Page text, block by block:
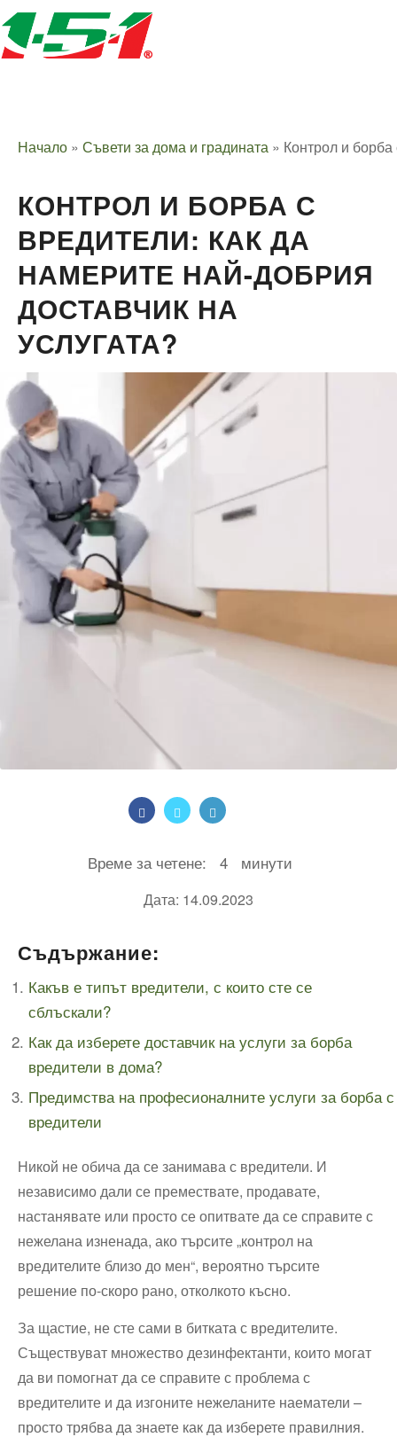
Начало » Съвети за дома и градината » Контрол и борба
КОНТРОЛ И БОРБА С
ВРЕДИТЕЛИ: КАК ДА
НАМЕРИТЕ НАЙ-ДОБРИЯ
ДОСТАВЧИК НА
УСЛУГАТА?
Време за четене: 4 минути
Дата: 14.09.2023
Съдържание:
Какъв е типът вредители, с които сте се
сблъскали?
Как да изберете доставчик на услуги за борба
вредители в дома?
Предимства на професионалните услуги за борба с
вредители
Никой не обича да се занимава с вредители. И
независимо дали се премествате, продавате,
настанявате или просто се опитвате да се справите с
нежелана изненада, ако търсите „контрол на
вредителите близо до мен“, вероятно търсите
решение по-скоро рано, отколкото късно.
За щастие, не сте сами в битката с вредителите.
Съществуват множество дезинфектанти, които могат
да ви помогнат да се справите с проблема с
вредителите и да изгоните нежеланите наематели –
просто трябва да знаете как да изберете правилния.